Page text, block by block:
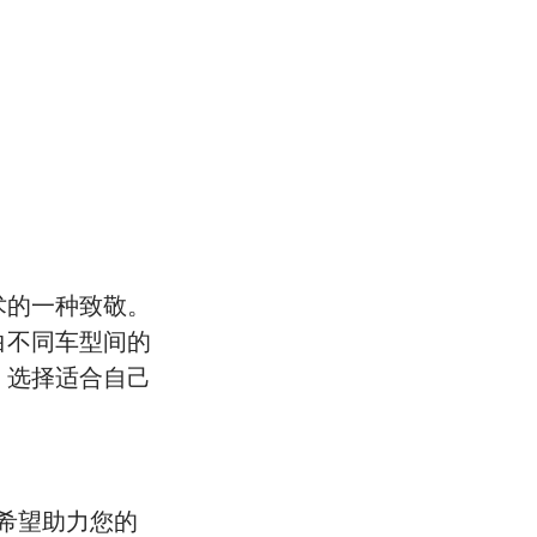
一种致敬。
同车型间的
择适合自己
望助力您的